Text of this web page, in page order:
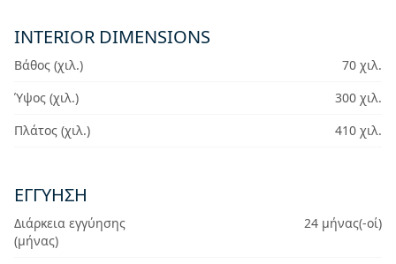
INTERIOR DIMENSIONS
Βάθος (χιλ.)
70 χιλ.
Ύψος (χιλ.)
300 χιλ.
Πλάτος (χιλ.)
410 χιλ.
ΕΓΓΎΗΣΗ
Διάρκεια εγγύησης
(μήνας)
24 μήνας(-οί)